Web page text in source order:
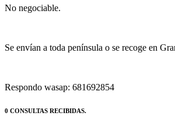
Debes estar logueado para poder realizar la